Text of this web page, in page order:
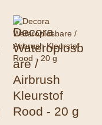
Decora
Wateroplosb
are /
Airbrush
Kleurstof
Rood - 20 g